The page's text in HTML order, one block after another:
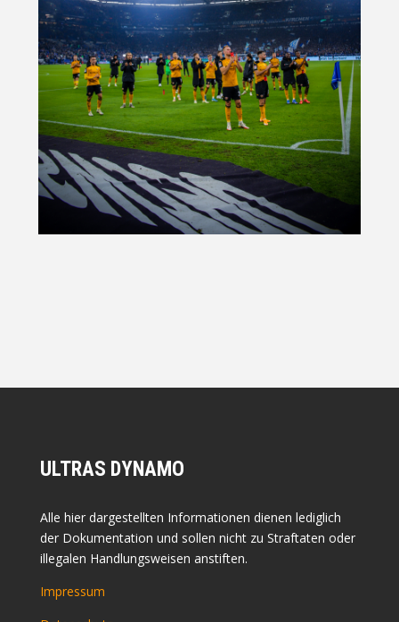
ULTRAS DYNAMO
Alle hier dargestellten Informationen dienen lediglich
der Dokumentation und sollen nicht zu Straftaten oder
illegalen Handlungsweisen anstiften.
Impressum